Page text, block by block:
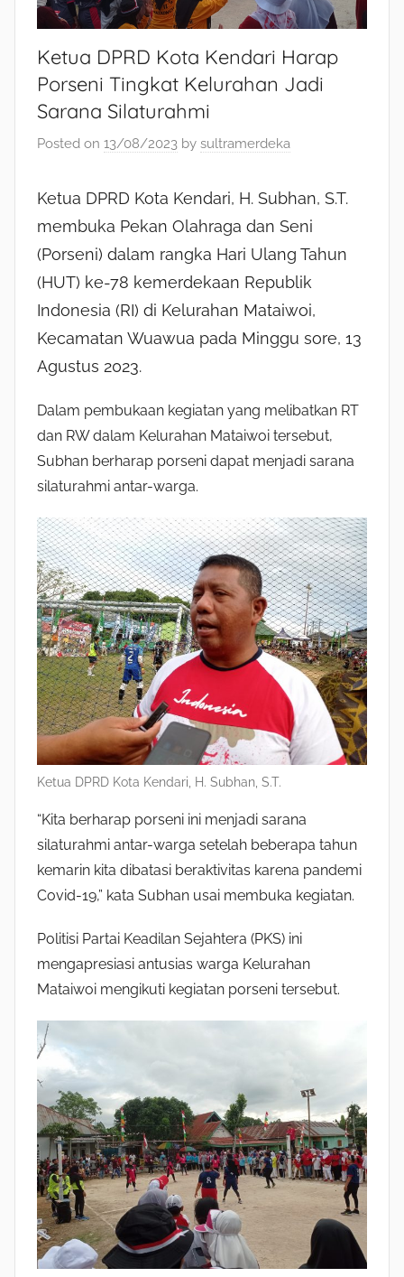
Ketua DPRD Kota Kendari Harap
Porseni Tingkat Kelurahan Jadi
Sarana Silaturahmi
Posted on 13/08/2023 by sultramerdeka
Ketua DPRD Kota Kendari, H. Subhan, S.T.
membuka Pekan Olahraga dan Seni
(Porseni) dalam rangka Hari Ulang Tahun
(HUT) ke-78 kemerdekaan Republik
Indonesia (RI) di Kelurahan Mataiwoi,
Kecamatan Wuawua pada Minggu sore, 13
Agustus 2023.
Dalam pembukaan kegiatan yang melibatkan RT
dan RW dalam Kelurahan Mataiwoi tersebut,
Subhan berharap porseni dapat menjadi sarana
silaturahmi antar-warga.
Ketua DPRD Kota Kendari, H. Subhan, S.T.
“Kita berharap porseni ini menjadi sarana
silaturahmi antar-warga setelah beberapa tahun
kemarin kita dibatasi beraktivitas karena pandemi
Covid-19,” kata Subhan usai membuka kegiatan.
Politisi Partai Keadilan Sejahtera (PKS) ini
mengapresiasi antusias warga Kelurahan
Mataiwoi mengikuti kegiatan porseni tersebut.